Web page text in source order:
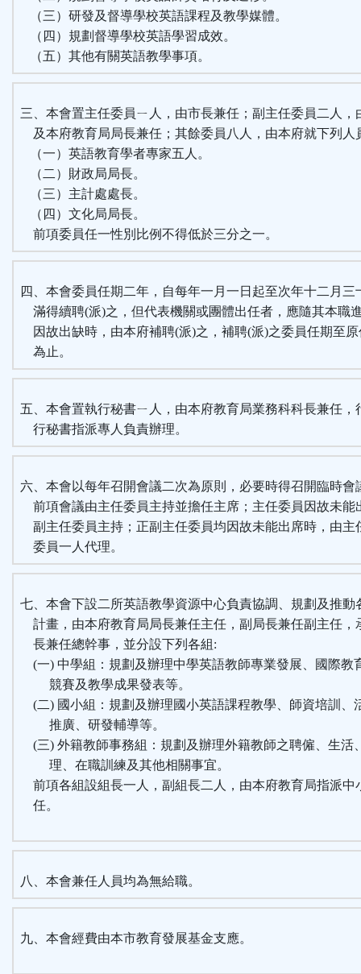
（三）研發及督導學校英語課程及教學媒體。
（四）規劃督導學校英語學習成效。
（五）其他有關英語教學事項。
三、本會置主任委員ㄧ人，由市長兼任；副主任委員二人，
及本府教育局局長兼任；其餘委員八人，由本府就下列人
（一）英語教育學者專家五人。
（二）財政局局長。
（三）主計處處長。
（四）文化局局長。
前項委員任一性別比例不得低於三分之一。
四、本會委員任期二年，自每年一月一日起至次年十二月三
滿得續聘(派)之，但代表機關或團體出任者，應隨其本職
因故出缺時，由本府補聘(派)之，補聘(派)之委員任期至
為止。
五、本會置執行秘書ㄧ人，由本府教育局業務科科長兼任，
行秘書指派專人負責辦理。
六、本會以每年召開會議二次為原則，必要時得召開臨時會
前項會議由主任委員主持並擔任主席；主任委員因故未能
副主任委員主持；正副主任委員均因故未能出席時，由主
委員一人代理。
七、本會下設二所英語教學資源中心負責協調、規劃及推動
計畫，由本府教育局局長兼任主任，副局長兼任副主任，
長兼任總幹事，並分設下列各組:
(一) 中學組：規劃及辦理中學英語教師專業發展、國際教
競賽及教學成果發表等。
(二) 國小組：規劃及辦理國小英語課程教學、師資培訓、
推廣、研發輔導等。
(三) 外籍教師事務組：規劃及辦理外籍教師之聘僱、生活
理、在職訓練及其他相關事宜。
前項各組設組長一人，副組長二人，由本府教育局指派中
任。
八、本會兼任人員均為無給職。
九、本會經費由本市教育發展基金支應。